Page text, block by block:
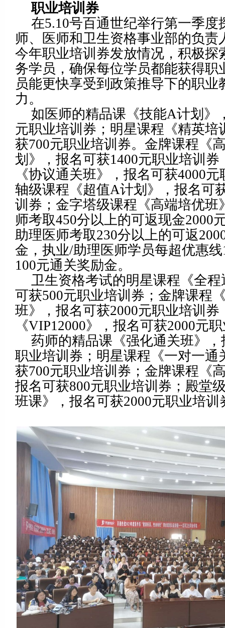
职业培训券
在5.10号百通世纪举行第一季度
师、医师和卫生资格事业部的负责
今年职业培训券发放情况，积极探
务学员，确保每位学员都能获得职
员能更快享受到政策推导下的职业
力。
如医师的精品课《技能A计划》
元职业培训券；明星课程《精英培
获700元职业培训券。金牌课程《
划》，报名可获1400元职业培训券
《协议通关班》，报名可获4000
轴级课程《超值A计划》，报名可
训券；金字塔级课程《高端培优班
师考取450分以上的可返现金2000
助理医师考取230分以上的可返
金，执业/助理医师学员每超优惠
100元通关奖励金。
卫生资格考试的明星课程《全
可获500元职业培训券；金牌课程
班》，报名可获2000元职业培训券
《VIP12000》，报名可获2000元
药师的精品课《强化通关班》，
职业培训券；明星课程《一对一通
获700元职业培训券；金牌课程《
报名可获800元职业培训券；殿堂
班课》，报名可获2000元职业培训